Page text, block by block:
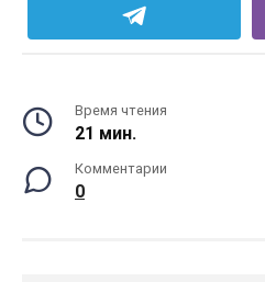
Время чтения
21 мин.
Комментарии
0